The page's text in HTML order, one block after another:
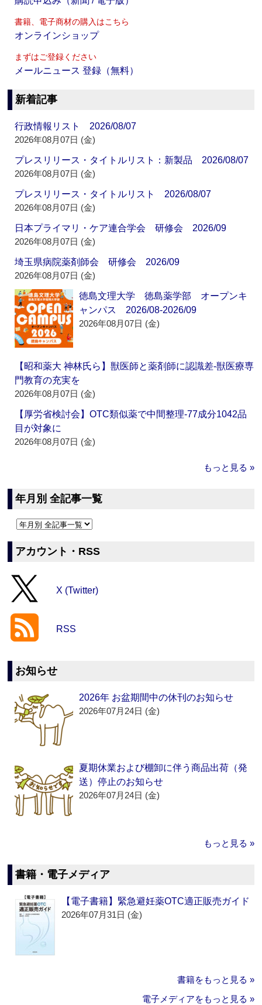
書籍、電子商材の購入はこちら
オンラインショップ
まずはご登録ください
メールニュース 登録（無料）
新着記事
行政情報リスト 2026/08/07
2026年08月07日 (金)
プレスリリース・タイトルリスト：新製品 2026/08/07
2026年08月07日 (金)
プレスリリース・タイトルリスト 2026/08/07
2026年08月07日 (金)
日本プライマリ・ケア連合学会 研修会 2026/09
2026年08月07日 (金)
埼玉県病院薬剤師会 研修会 2026/09
2026年08月07日 (金)
徳島文理大学 徳島薬学部 オープンキ
ャンパス 2026/08-2026/09
2026年08月07日 (金)
【昭和薬大 神林氏ら】獣医師と薬剤師に認識差‐獣医療専
門教育の充実を
2026年08月07日 (金)
【厚労省検討会】OTC類似薬で中間整理‐77成分1042品
目が対象に
2026年08月07日 (金)
もっと見る »
年月別 全記事一覧
アカウント・RSS
X (Twitter)
RSS
お知らせ
2026年 お盆期間中の休刊のお知らせ
2026年07月24日 (金)
夏期休業および棚卸に伴う商品出荷（発
送）停止のお知らせ
2026年07月24日 (金)
もっと見る »
書籍・電子メディア
【電子書籍】緊急避妊薬OTC適正販売ガイド
2026年07月31日 (金)
書籍をもっと見る »
電子メディアをもっと見る »